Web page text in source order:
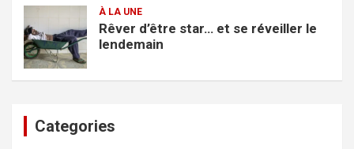
À LA UNE
Rêver d’être star… et se réveiller le
lendemain
Categories